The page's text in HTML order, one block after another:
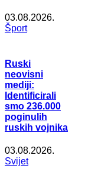
03.08.2026.
Šport
Ruski
neovisni
mediji:
Identificirali
smo 236.000
poginulih
ruskih vojnika
03.08.2026.
Svijet